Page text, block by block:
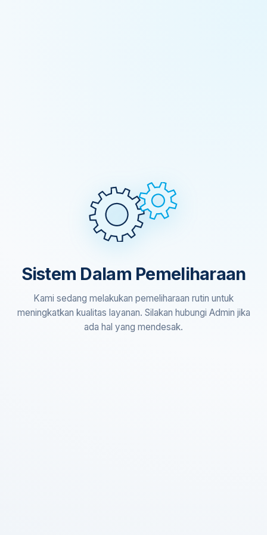
Sistem Dalam Pemeliharaan
Kami sedang melakukan pemeliharaan rutin untuk
meningkatkan kualitas layanan. Silakan hubungi Admin jika
ada hal yang mendesak.